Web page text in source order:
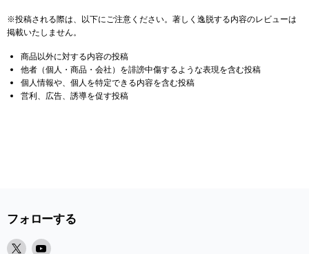
※投稿される際は、以下にご注意ください。著しく逸脱する内容のレビューは
掲載いたしません。
商品以外に対する内容の投稿
他者（個人・商品・会社）を誹謗中傷するような表現を含む投稿
個人情報や、個人を特定できる内容を含む投稿
営利、広告、誘導を促す投稿
フォローする
X
Youtube